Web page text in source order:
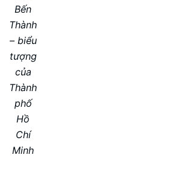
Bến
Thành
– biểu
tượng
của
Thành
phố
Hồ
Chí
Minh